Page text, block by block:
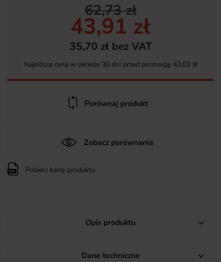
62,73 zł
43,91 zł
35,70 zł bez VAT
Najniższa cena w okresie 30 dni przed promocją: 42,03 zł
Porównaj produkt
Zobacz porównania
Pobierz kartę produktu
Opis produktu 
Dane techniczne 